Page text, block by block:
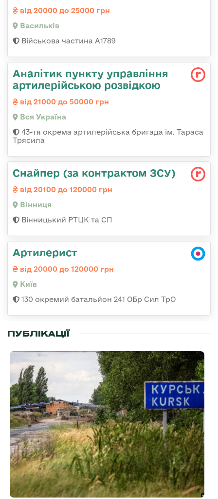
від 20000 до 25000 грн
Васильків
Військова частина А1789
Аналітик пункту управління
артилерійською розвідкою
від 21000 до 50000 грн
Вся Україна
43-тя окрема артилерійська бригада ім. Тараса
Трясила
Снайпер (за контрактом ЗСУ)
від 20100 до 120000 грн
Вінниця
Вінницький РТЦК та СП
Артилерист
від 20000 до 120000 грн
Київ
130 окремий батальйон 241 ОБр Сил ТрО
ПУБЛІКАЦІЇ